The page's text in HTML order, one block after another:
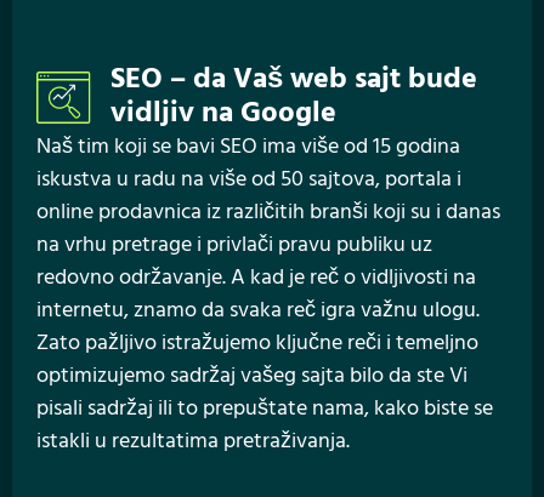
SEO – da Vaš web sajt bude
vidljiv na Google
Naš tim koji se bavi SEO ima više od 15 godina
iskustva u radu na više od 50 sajtova, portala i
online prodavnica iz različitih branši koji su i danas
na vrhu pretrage i privlači pravu publiku uz
redovno održavanje. A kad je reč o vidljivosti na
internetu, znamo da svaka reč igra važnu ulogu.
Zato pažljivo istražujemo ključne reči i temeljno
optimizujemo sadržaj vašeg sajta bilo da ste Vi
pisali sadržaj ili to prepuštate nama, kako biste se
istakli u rezultatima pretraživanja.